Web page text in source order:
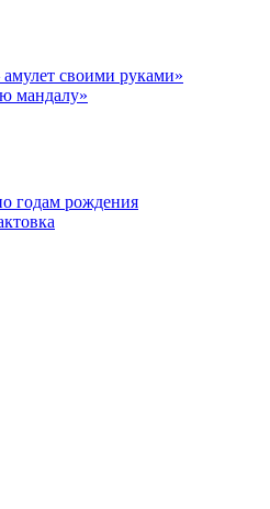
своими руками»
мандалу»
годам рождения